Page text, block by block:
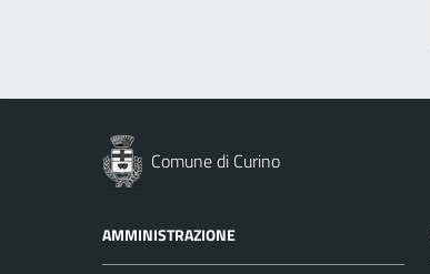
Comune di Curino
AMMINISTRAZIONE